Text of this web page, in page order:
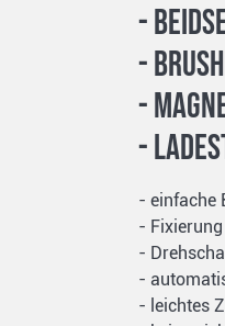
-
-
-
-
- einfache
-
-
-
- leichtes